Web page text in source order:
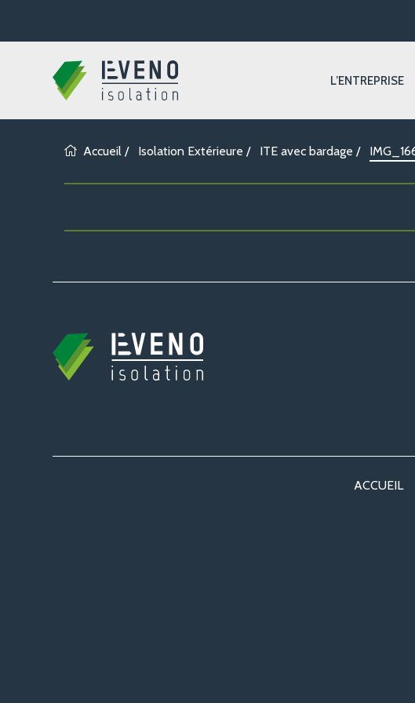
L’ENTREPRISE
Accueil / Isolation Extérieure / ITE avec bardage /
ACCUEIL